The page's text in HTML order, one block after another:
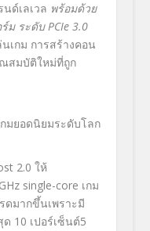
นด์เลเวล พร้อมด้วย
ม ระดับPCIe 3.0
เกม การสร้างคอน
สมบัติใหม่ที่ถูก
กมยอดนิยมระดับโลก
2.0 ให้
single-core เกม
ดมากขึ้นเพราะมี
ด 10 เปอร์เซ็นต์5